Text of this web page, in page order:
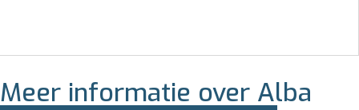
Meer informatie over Alba